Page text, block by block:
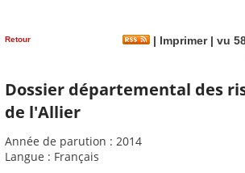
Retour | Imprimer| vu
Dossier départemental des
de l'Allier
Année de parution : 2014
Langue : Français